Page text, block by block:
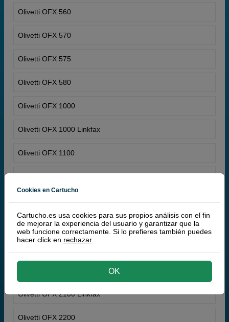
Olivetti OFX 560
Olivetti OFX 570
Olivetti OFX 575
Olivetti OFX 580
Olivetti OFX 1000
Olivetti OFX 1000 Linkfax
Olivetti OFX 1100
Olivetti OFX 1200 Linkfax
Olivetti OFX 2100 Linkfax
Olivetti OFX 2200
Cookies en Cartucho
Cartucho.es usa cookies para sus propios análisis con el fin
de mejorar la experiencia del usuario y garantizar que la
web funcione correctamente. Si lo prefieres también puedes
hacer click en rechazar.
OK